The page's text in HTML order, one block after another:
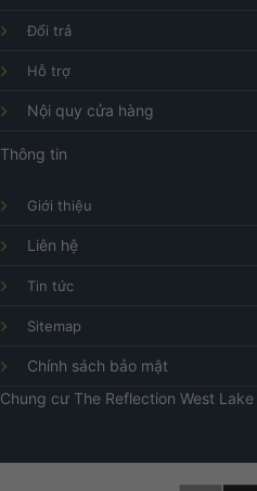
Đổi trả
Hỗ trợ
Nội quy cửa hàng
Thông tin
Giới thiệu
Liên hệ
Tin tức
Sitemap
Chính sách bảo mật
Chung cư The Reflection West Lake